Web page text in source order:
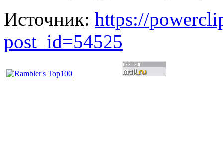
Источник: https://
post_id=54525